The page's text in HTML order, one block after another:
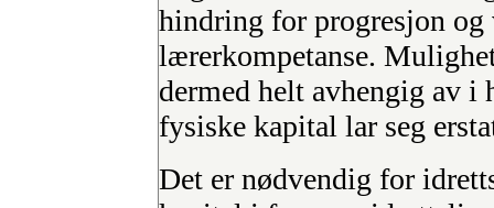
hindring for progresjon
lærerkompetanse.
dermed helt avhengig av
fysiske kapital lar seg
Det er nødvendig for